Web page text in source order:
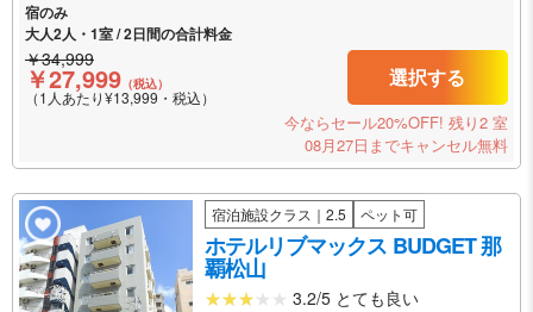
宿のみ
大人2人・1室 / 2日間の合計料金
￥34,999
￥27,999 （税込）
（1人あたり¥13,999・税込）
選択する
今ならセール20%OFF! 残り2 室
08月27日までキャンセル無料
宿泊施設クラス｜2.5 ペット可
ホテルリブマックス BUDGET 那
覇松山
3.2/5 とても良い